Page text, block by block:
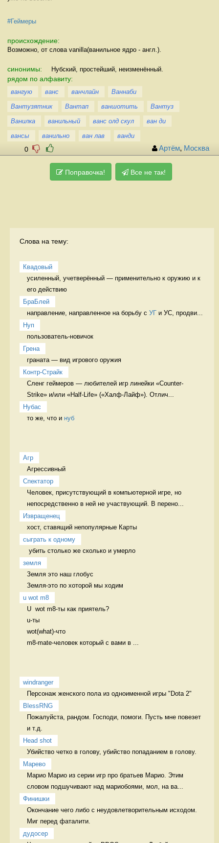
#Геймеры
происхождение:
Возможно, от слова vanilla(ванильное ядро - англ.).
синонимы: Нубский, простейший, неизменённый.
рядом по алфавиту:
вангую ванс ванчлайн
Ваннаби
Вантузятник
Вантап ваншотить
Вантуз
Ванилка
ванильный ванс олд скул
ван ди
вансы
ванильно ван лав ванди
0 Артём, Москва
Поправочка! Все не так!
Слова на тему:
Квадовый
усиленный, учетверённый — применительно к оружию и к
его действию
БраБлей
направление, направленное на борьбу с УГ и УС, продви...
Нуп
пользователь-новичок
Грена
граната — вид игрового оружия
Контр-Страйк
Сленг геймеров — любителей игр линейки «Counter-
Strike» и/или «Half-Life» («Халф-Лайф»). Отлич...
Нубас
то же, что и нуб
Агр
Агрессивный
Спектатор
Человек, присутствующий в компьютерной игре, но
непосредственно в ней не участвующий. В перено...
Извращенец
хост, ставящий непопулярные Карты
сыграть к одному
убить столько же сколько и умерло
земля
Земля это наш глобус
Земля-это по хоторой мы ходим
u wot m8
U  wot m8-ты как приятель?
u-ты
wot(what)-что
m8-mate-человек который с вами в ...
windranger
Персонаж женского пола из одноименной игры "Dota 2"
BlessRNG
Пожалуйста, рандом. Господи, помоги. Пусть мне повезет
и т.д.
Head shot
Убийство четко в голову, убийство попаданием в голову.
Марево
Марио Марио из серии игр про братьев Марио. Этим
словом подшучивают над мариобоями, мол, на ва...
Финишки
Окончание чего либо с неудовлетворительным исходом.
Миг перед фаталити.
дудосер